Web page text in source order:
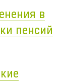
в
пенсий